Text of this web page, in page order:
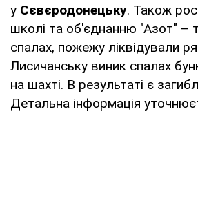
у Сєвєродонецьку. Також
школі та об'єднанню "Азот" –
спалах, пожежу ліквідували
Лисичанську виник спалах
на шахті. В результаті є
Детальна інформація